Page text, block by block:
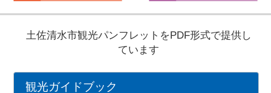
土佐清水市観光パンフレットをPDF形式で提供し
ています
観光ガイドブック